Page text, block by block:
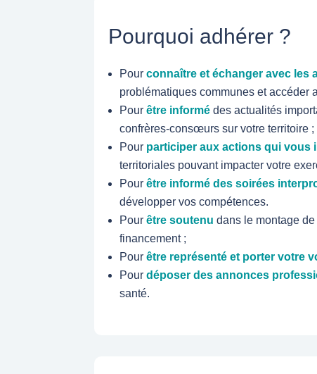
Pourquoi adhérer ?
Pourconnaître et échanger avec les
problématiques communes et accéder
Pour être informé des actualités
confrères-consœurs sur votre territoire ;
Pour participer aux actions qui vous
territoriales pouvant impacter votre
Pourêtre informé des soirées
développer vos compétences.
Pourêtre soutenu dans le montage
financement ;
Pourêtre représenté et porter votre
Pourdéposer des annonces
santé.